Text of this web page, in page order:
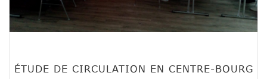
ÉTUDE DE CIRCULATION EN CENTRE-BOURG